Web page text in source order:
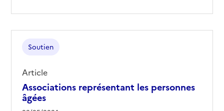
Associations représentant les personnes
âgées
Soutien
Article